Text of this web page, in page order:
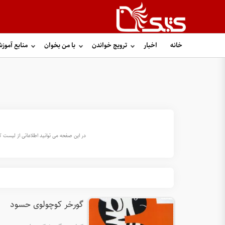
خانه اخبار ترویج خواندن با من بخوان منابع
در این صفحه می توانید اطلاعاتی از لیست
گورخر کوچولوی حسود